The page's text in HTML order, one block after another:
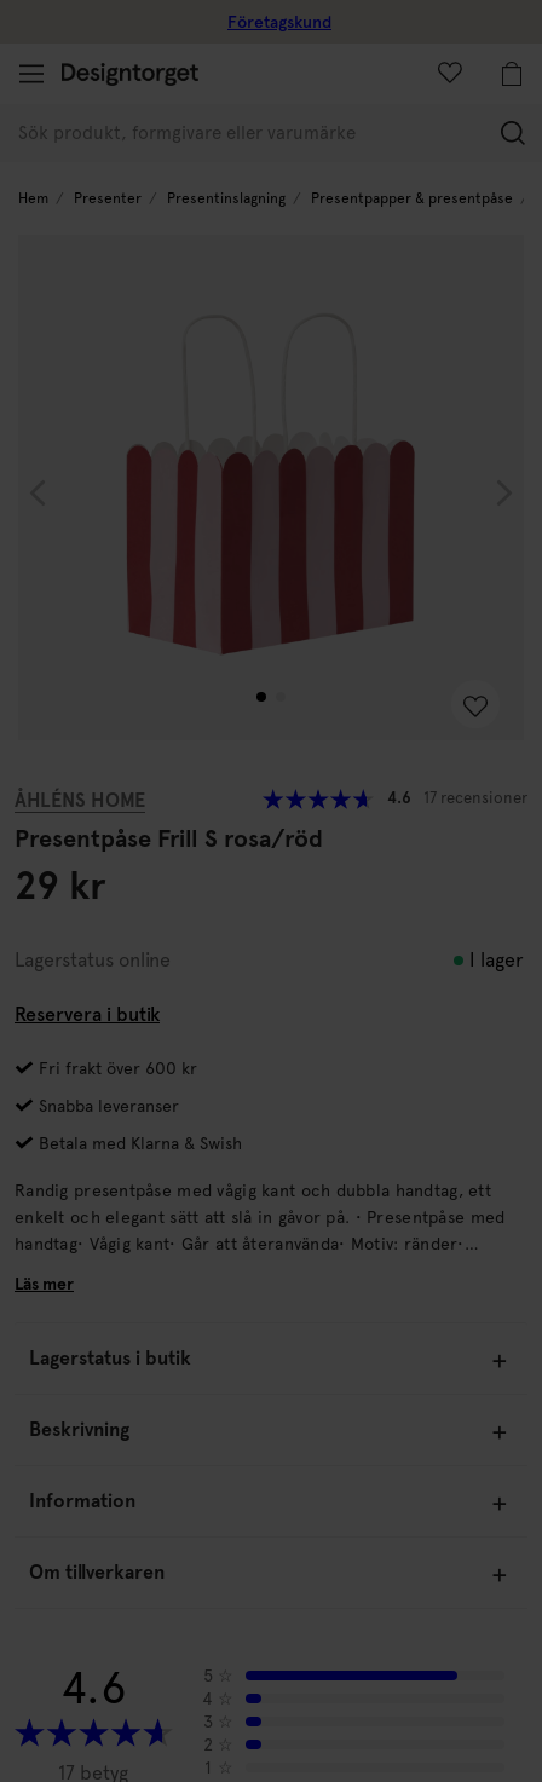
Företagskund
Hem Presenter Presentinslagning Presentpapper & presentpåse
ÅHLÉNS HOME 4.6 17 recensioner
Presentpåse Frill S rosa/röd
29 kr
Lagerstatus online I lager
Reservera i butik
Fri frakt över 600 kr
Snabba leveranser
Betala med Klarna & Swish
Randig presentpåse med vågig kant och dubbla handtag, ett
enkelt och elegant sätt att slå in gåvor på. • Presentpåse med
handtag• Vågig kant• Går att återanvända• Motiv: ränder•
cmBredd: 17,5 cmDjup: 10 cm ÅtervinningLämnas till
Läs mer
Lagerstatus i butik
Beskrivning
Information
Om tillverkaren
4.6
17 betyg
5
4
3
2
1